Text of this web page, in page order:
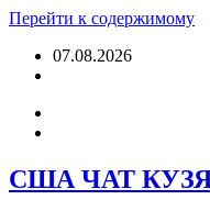
Перейти к содержимому
07.08.2026
США ЧАТ